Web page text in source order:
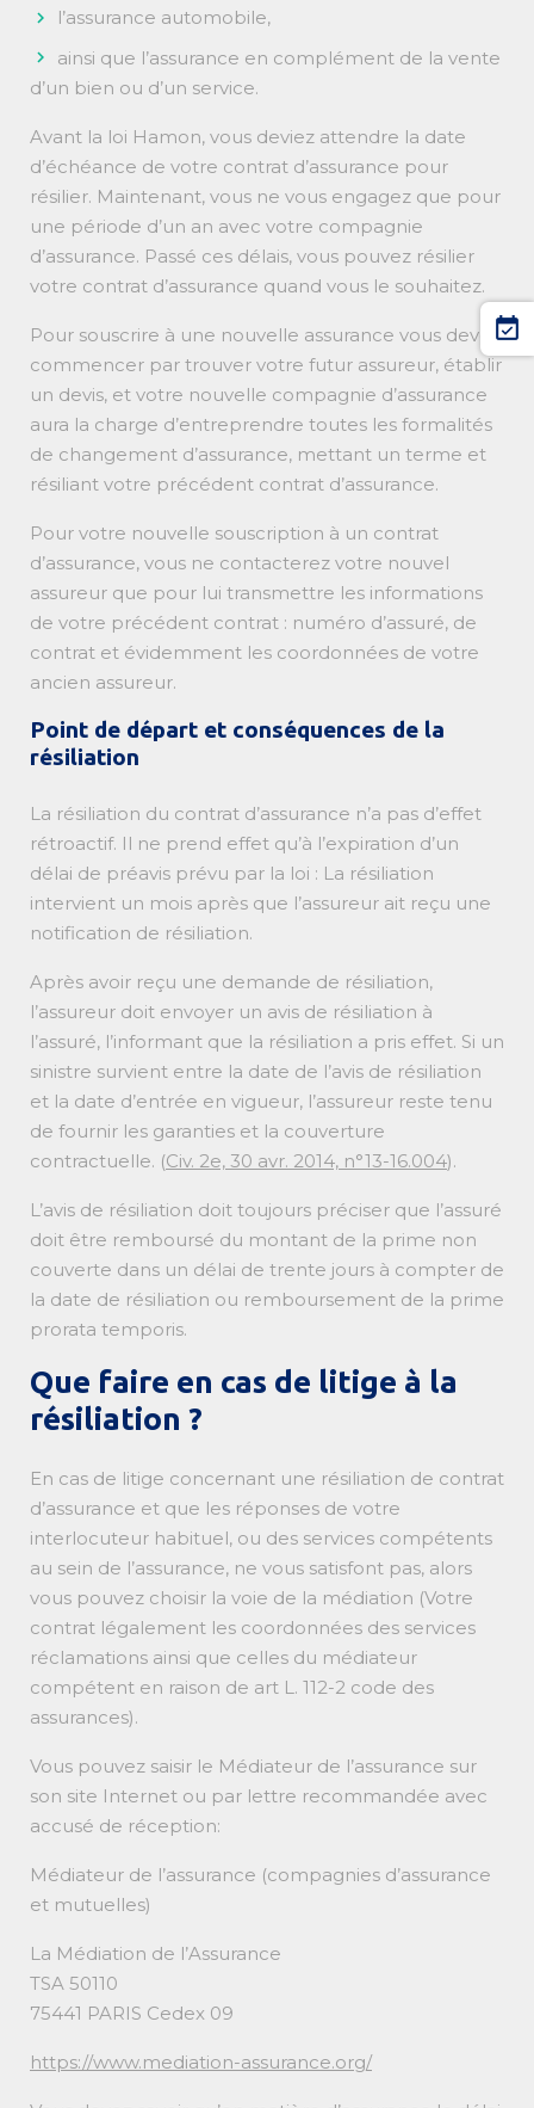
l’assurance automobile,
ainsi que l’assurance en complément de la vente
d’un bien ou d’un service.
Avant la loi Hamon, vous deviez attendre la date
d’échéance de votre contrat d’assurance pour
résilier. Maintenant, vous ne vous engagez que pour
une période d’un an avec votre compagnie
d’assurance. Passé ces délais, vous pouvez résilier
votre contrat d’assurance quand vous le souhaitez.
Pour souscrire à une nouvelle assurance vous devez
commencer par trouver votre futur assureur, établir
un devis, et votre nouvelle compagnie d’assurance
aura la charge d’entreprendre toutes les formalités
de changement d’assurance, mettant un terme et
résiliant votre précédent contrat d’assurance.
Pour votre nouvelle souscription à un contrat
d’assurance, vous ne contacterez votre nouvel
assureur que pour lui transmettre les informations
de votre précédent contrat : numéro d’assuré, de
contrat et évidemment les coordonnées de votre
ancien assureur.
Point de départ et conséquences de la
résiliation
La résiliation du contrat d’assurance n’a pas d’effet
rétroactif. Il ne prend effet qu’à l’expiration d’un
délai de préavis prévu par la loi : La résiliation
intervient un mois après que l’assureur ait reçu une
notification de résiliation.
Après avoir reçu une demande de résiliation,
l’assureur doit envoyer un avis de résiliation à
l’assuré, l’informant que la résiliation a pris effet. Si un
sinistre survient entre la date de l’avis de résiliation
et la date d’entrée en vigueur, l’assureur reste tenu
de fournir les garanties et la couverture
contractuelle. (Civ. 2e, 30 avr. 2014, n°13-16.004).
L’avis de résiliation doit toujours préciser que l’assuré
doit être remboursé du montant de la prime non
couverte dans un délai de trente jours à compter de
la date de résiliation ou remboursement de la prime
prorata temporis.
Que faire en cas de litige à la
résiliation ?
En cas de litige concernant une résiliation de contrat
d’assurance et que les réponses de votre
interlocuteur habituel, ou des services compétents
au sein de l’assurance, ne vous satisfont pas, alors
vous pouvez choisir la voie de la médiation (Votre
contrat légalement les coordonnées des services
réclamations ainsi que celles du médiateur
compétent en raison de art L. 112-2 code des
assurances).
Vous pouvez saisir le Médiateur de l’assurance sur
son site Internet ou par lettre recommandée avec
accusé de réception:
Médiateur de l’assurance (compagnies d’assurance
et mutuelles)
La Médiation de l’Assurance
TSA 50110
75441 PARIS Cedex 09
https://www.mediation-assurance.org/
event_available